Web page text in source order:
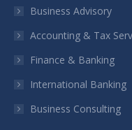
windowwindowwindowwindow
Business Advisory
Accounting & Tax
Finance & Banking
International Banking
Business Consulting